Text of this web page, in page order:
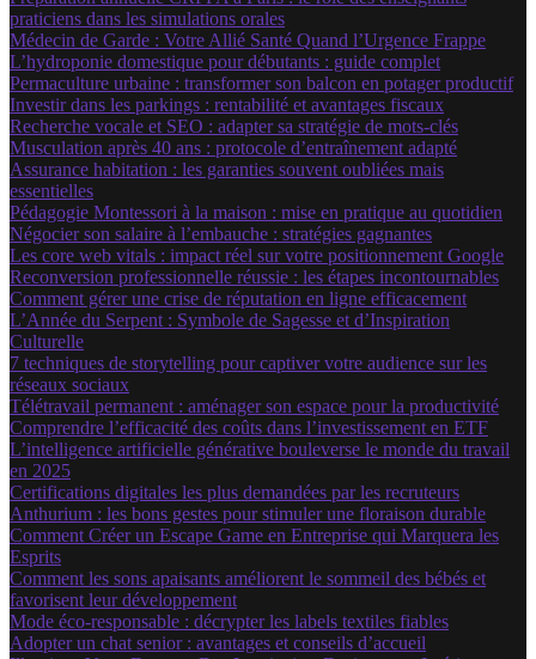
praticiens dans les simulations orales
Médecin de Garde : Votre Allié Santé Quand l’Urgence Frappe
L’hydroponie domestique pour débutants : guide complet
Permaculture urbaine : transformer son balcon en potager productif
Investir dans les parkings : rentabilité et avantages fiscaux
Recherche vocale et SEO : adapter sa stratégie de mots-clés
Musculation après 40 ans : protocole d’entraînement adapté
Assurance habitation : les garanties souvent oubliées mais
essentielles
Pédagogie Montessori à la maison : mise en pratique au quotidien
Négocier son salaire à l’embauche : stratégies gagnantes
Les core web vitals : impact réel sur votre positionnement Google
Reconversion professionnelle réussie : les étapes incontournables
Comment gérer une crise de réputation en ligne efficacement
L’Année du Serpent : Symbole de Sagesse et d’Inspiration
Culturelle
7 techniques de storytelling pour captiver votre audience sur les
réseaux sociaux
Télétravail permanent : aménager son espace pour la productivité
Comprendre l’efficacité des coûts dans l’investissement en ETF
L’intelligence artificielle générative bouleverse le monde du travail
en 2025
Certifications digitales les plus demandées par les recruteurs
Anthurium : les bons gestes pour stimuler une floraison durable
Comment Créer un Escape Game en Entreprise qui Marquera les
Esprits
Comment les sons apaisants améliorent le sommeil des bébés et
favorisent leur développement
Mode éco-responsable : décrypter les labels textiles fiables
Adopter un chat senior : avantages et conseils d’accueil